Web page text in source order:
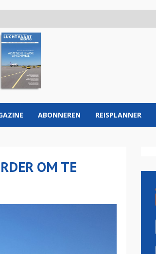
ABONNEREN REISPLANNER
OM TE